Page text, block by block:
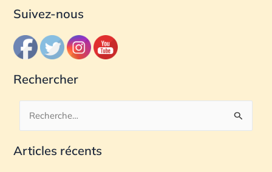
Suivez-nous
Rechercher
c
Articles récents